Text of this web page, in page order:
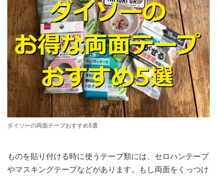
ダイソーの両面テープおすすめ5選
ものを貼り付ける時に使うテープ類には、セロハンテープ
やマスキングテープなどがあります。もし両面をくっつけ